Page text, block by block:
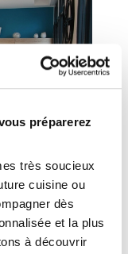
préparerez
très soucieux
cuisine ou
dès
et la plus
à découvrir